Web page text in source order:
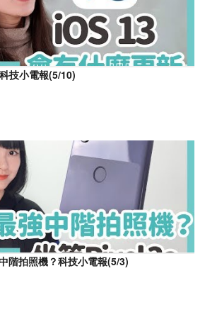
技小電報(5/10)
階拍照機？科技小電報(5/3)